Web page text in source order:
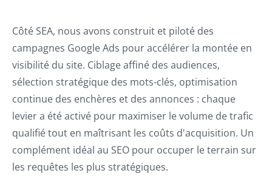
Côté SEA, nous avons construit et piloté des
campagnes Google Ads pour accélérer la montée en
visibilité du site. Ciblage affiné des audiences,
sélection stratégique des mots-clés, optimisation
continue des enchères et des annonces : chaque
levier a été activé pour maximiser le volume de trafic
qualifié tout en maîtrisant les coûts d'acquisition. Un
complément idéal au SEO pour occuper le terrain sur
les requêtes les plus stratégiques.